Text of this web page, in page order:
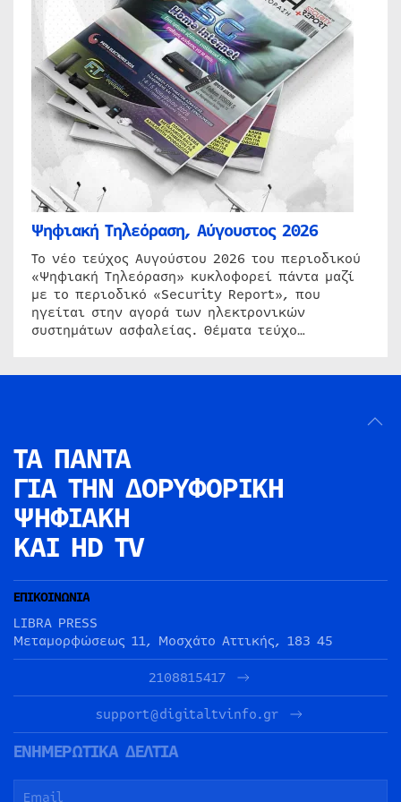
Ψηφιακή Τηλεόραση, Αύγουστος 2026
Το νέο τεύχος Αυγούστου 2026 του περιοδικού
«Ψηφιακή Τηλεόραση» κυκλοφορεί πάντα μαζί
με το περιοδικό «Security Report», που
ηγείται στην αγορά των ηλεκτρονικών
συστημάτων ασφαλείας. Θέματα τεύχο…
ΤΑ ΠΑΝΤΑ
ΓΙΑ ΤΗΝ ΔΟΡΥΦΟΡΙΚΗ
ΨΗΦΙΑΚΗ
ΚΑΙ HD TV
ΕΠΙΚΟΙΝΩΝΙΑ
LIBRA PRESS
Μεταμορφώσεως 11, Μοσχάτο Αττικής, 183 45
2108815417
support@digitaltvinfo.gr
ΕΝΗΜΕΡΩΤΙΚΑ ΔΕΛΤΙΑ